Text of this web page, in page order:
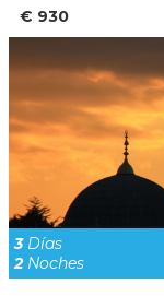
€ 930
3Días
2Noches